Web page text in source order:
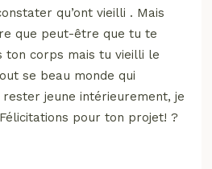
qu’ont vieilli . Mais
que peut-être que tu te
ton corps mais tu vieilli le
se beau monde qui
jeune intérieurement, je
pour ton projet! ?